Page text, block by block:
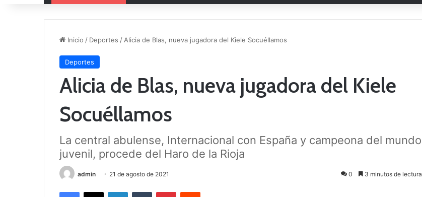
Inicio / Deportes / Alicia de Blas, nueva jugadora del Kiele Socuéllamos
Deportes
Alicia de Blas, nueva jugadora del Kiele
Socuéllamos
La central abulense, Internacional con España y campeona del mundo
juvenil, procede del Haro de la Rioja
admin 21 de agosto de 2021 0 3 minutos de lectura